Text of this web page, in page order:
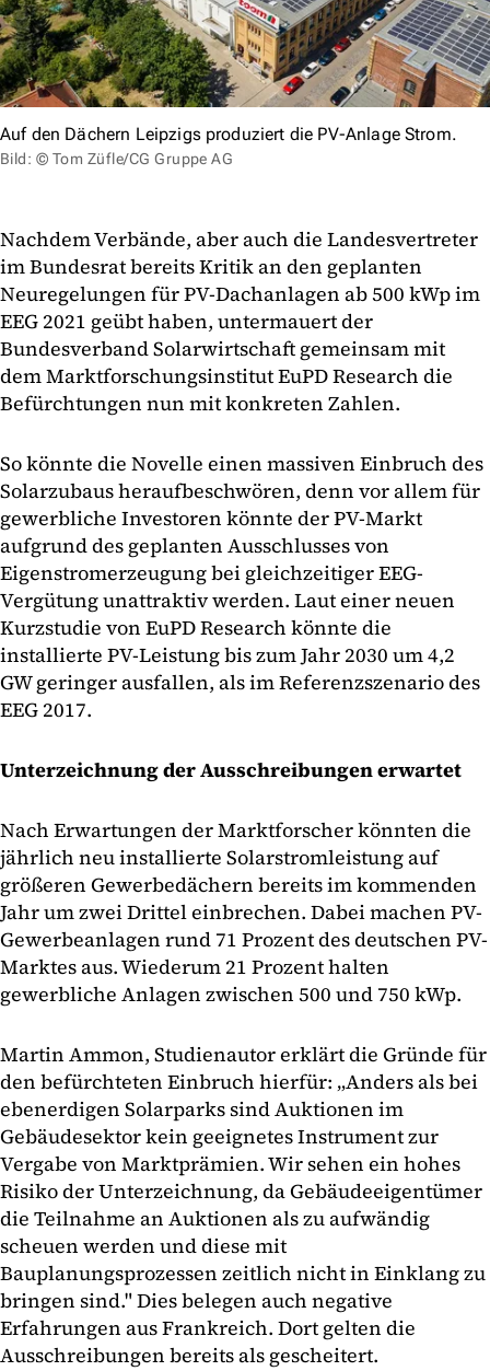
Auf den Dächern Leipzigs produziert die PV-Anlage Strom.
Bild: © Tom Züfle/CG Gruppe AG
Nachdem Verbände, aber auch die Landesvertreter
im Bundesrat bereits Kritik an den geplanten
Neuregelungen für PV-Dachanlagen ab 500 kWp im
EEG 2021 geübt haben, untermauert der
Bundesverband Solarwirtschaft gemeinsam mit
dem Marktforschungsinstitut EuPD Research die
Befürchtungen nun mit konkreten Zahlen.
So könnte die Novelle einen massiven Einbruch des
Solarzubaus heraufbeschwören, denn vor allem für
gewerbliche Investoren könnte der PV-Markt
aufgrund des geplanten Ausschlusses von
Eigenstromerzeugung bei gleichzeitiger EEG-
Vergütung unattraktiv werden. Laut einer neuen
Kurzstudie von EuPD Research könnte die
installierte PV-Leistung bis zum Jahr 2030 um 4,2
GW geringer ausfallen, als im Referenzszenario des
EEG 2017.
Unterzeichnung der Ausschreibungen erwartet
Nach Erwartungen der Marktforscher könnten die
jährlich neu installierte Solarstromleistung auf
größeren Gewerbedächern bereits im kommenden
Jahr um zwei Drittel einbrechen. Dabei machen PV-
Gewerbeanlagen rund 71 Prozent des deutschen PV-
Marktes aus. Wiederum 21 Prozent halten
gewerbliche Anlagen zwischen 500 und 750 kWp.
Martin Ammon, Studienautor erklärt die Gründe für
den befürchteten Einbruch hierfür: „Anders als bei
ebenerdigen Solarparks sind Auktionen im
Gebäudesektor kein geeignetes Instrument zur
Vergabe von Marktprämien. Wir sehen ein hohes
Risiko der Unterzeichnung, da Gebäudeeigentümer
die Teilnahme an Auktionen als zu aufwändig
scheuen werden und diese mit
Bauplanungsprozessen zeitlich nicht in Einklang zu
bringen sind." Dies belegen auch negative
Erfahrungen aus Frankreich. Dort gelten die
Ausschreibungen bereits als gescheitert.